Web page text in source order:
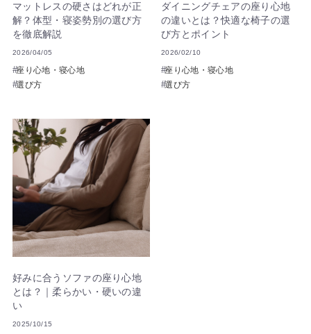
マットレスの硬さはどれが正
解？体型・寝姿勢別の選び方
を徹底解説
2026/04/05
座り心地・寝心地
選び方
ダイニングチェアの座り心地
の違いとは？快適な椅子の選
び方とポイント
2026/02/10
座り心地・寝心地
選び方
好みに合うソファの座り心地
とは？｜柔らかい・硬いの違
い
2025/10/15